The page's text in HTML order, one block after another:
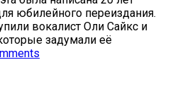
юбилейного переиздания.
вокалист Оли Сайкс и
задумали её